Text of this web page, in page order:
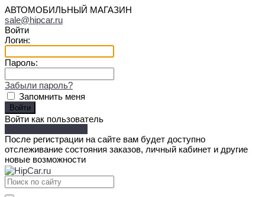
АВТОМОБИЛЬНЫЙ МАГАЗИН
sale@hipcar.ru
Войти
Логин:
Пароль:
Забыли пароль?
Запомнить меня
Войти как пользователь
После регистрации на сайте вам будет доступно
отслеживание состояния заказов, личный кабинет и другие
новые возможности